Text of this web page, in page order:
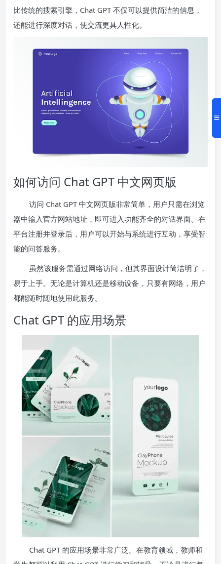
比传统的搜索引擎，Chat GPT 不仅可以提供简洁的信息，
还能进行深度对话，使交流更具人性化。
如何访问 Chat GPT 中文网页版
访问 Chat GPT 中文网页版非常简单，用户只需在浏览
器中输入官方网站地址，即可进入功能齐全的对话界面。在
平台注册并登录后，用户可以开始与系统进行互动，享受智
能的问答服务。
虽然该服务需通过网络访问，但其界面设计简洁明了，
易于上手。无论是计算机还是移动设备，只要有网络，用户
都能随时随地使用此服务。
Chat GPT 的应用场景
Chat GPT 的应用场景非常广泛。在教育领域，教师和